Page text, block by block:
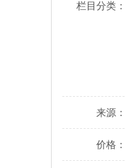
栏目分类：
来源：
价格：